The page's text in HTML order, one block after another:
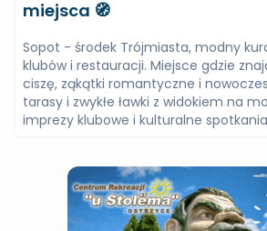
mountainboarding
narty, ośrodki narciarskie, wyciągi
noclegi na Kaszubach
noclegi w Borach Tucholskich
paintball elektroniczny
parki linowe
parki rozrywki
miejsca 🧭
Sopot - środek Trójmiasta, modny
klubów i restauracji. Miejsce gdzie
ciszę, ząkątki romantyczne i
tarasy i zwykłe ławki z widokiem na
imprezy klubowe i kulturalne